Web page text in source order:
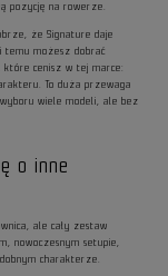
pozycję na rowerze.
że Signature daje
temu możesz dobrać
które cenisz w tej marce:
To duża przewaga
wiele modeli, ale bez
o inne
ale cały zestaw
nowoczesnym setupie,
charakterze.